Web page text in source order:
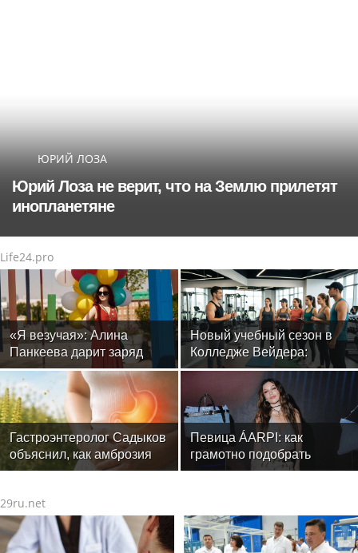
ЮРИЙ ЛОЗА
Юрий Лоза не верит, что на Землю прилетят
инопланетяне
Life24.pro
«Я везучая»: Алина
Панкеева дарит заряд
уверенности в новом
треке
Новый учебный сезон в
Колледже Вейдера:
стартовали очные
программы подготовки
фитнес-тренеров и
специалистов индустрии
здоровья
Гастроэнтеролог Садыков
объяснил, как амброзия
может влиять на ЖКТ
Певица ÁARPI: как
грамотно подобрать
гардероб для
29ru.net